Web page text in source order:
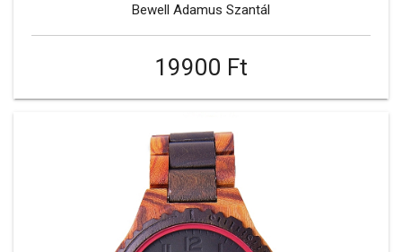
Bewell Adamus Szantál
19900 Ft